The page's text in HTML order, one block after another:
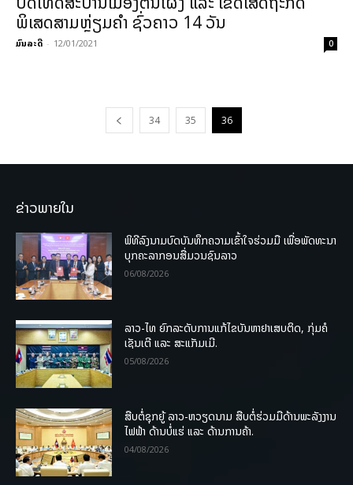
ພິເສດສາມຫຼ່ຽມຄຳ ຊົ່ວຄາວ 14 ວັນ
ມົນລະດີ - 12/01/2021 0
34 35 36
ຂ່າວພາຍໃນ
ພິທີລົງນາມບົດບັນທຶກຄວາມເຂົ້າໃຈຮ່ວມມື ເພື່ອພັດທະນາ
ບຸກຄະລາກອນສື່ມວນຊົນລາວ
06/08/2026
ລາວ-ໄທ ຍົກລະດັບການແກ້ໄຂບັນຫາຢາເສບຕິດ, ກຸ່ມຄໍ
ເຊັນເຕີ ແລະ ສະແກັມເມີ.
05/08/2026
ສືບຕໍ່ຊຸກຍູ້ ລາວ-ຫວຽດນາມ ສືບຕໍ່ຮ່ວມມືດ້ານພະລັງງານ
ໄຟຟ້າ ດ້ານບໍ່ແຮ່ ແລະ ດ້ານການຄ້າ.
04/08/2026